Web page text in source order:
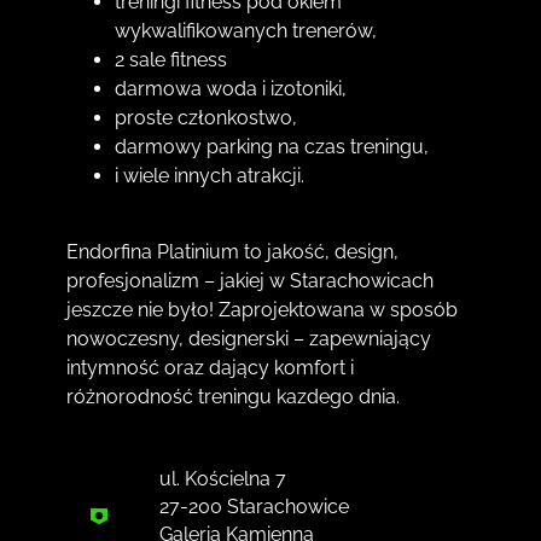
wykwalifikowanych trenerów,
2 sale fitness
darmowa woda i izotoniki,
proste członkostwo,
darmowy parking na czas treningu,
i wiele innych atrakcji.
Endorfina Platinium to jakość, design,
profesjonalizm – jakiej w Starachowicach
jeszcze nie było! Zaprojektowana w sposób
nowoczesny, designerski – zapewniający
intymność oraz dający komfort i
różnorodność treningu kazdego dnia.
ul. Kościelna 7
27-200 Starachowice
Galeria Kamienna